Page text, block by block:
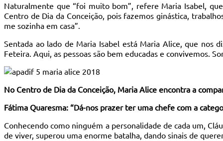
Naturalmente que “foi muito bom”, refere Maria Isabel,
Centro de Dia da Conceição, pois fazemos ginástica,
me sozinha em casa”.
Sentada ao lado de Maria Isabel está Maria Alice, que nos
Feteira. Aqui, as pessoas são bem educadas e convivemos.
No Centro de Dia da Conceição, Maria Alice encontra a
Fátima Quaresma: “Dá-nos prazer ter uma chefe com a
Conhecendo como ninguém a personalidade de cada um,
de viver, superou uma enorme batalha, dando sinais de